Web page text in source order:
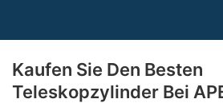
Kaufen Sie Den Besten
Teleskopzylinder Bei